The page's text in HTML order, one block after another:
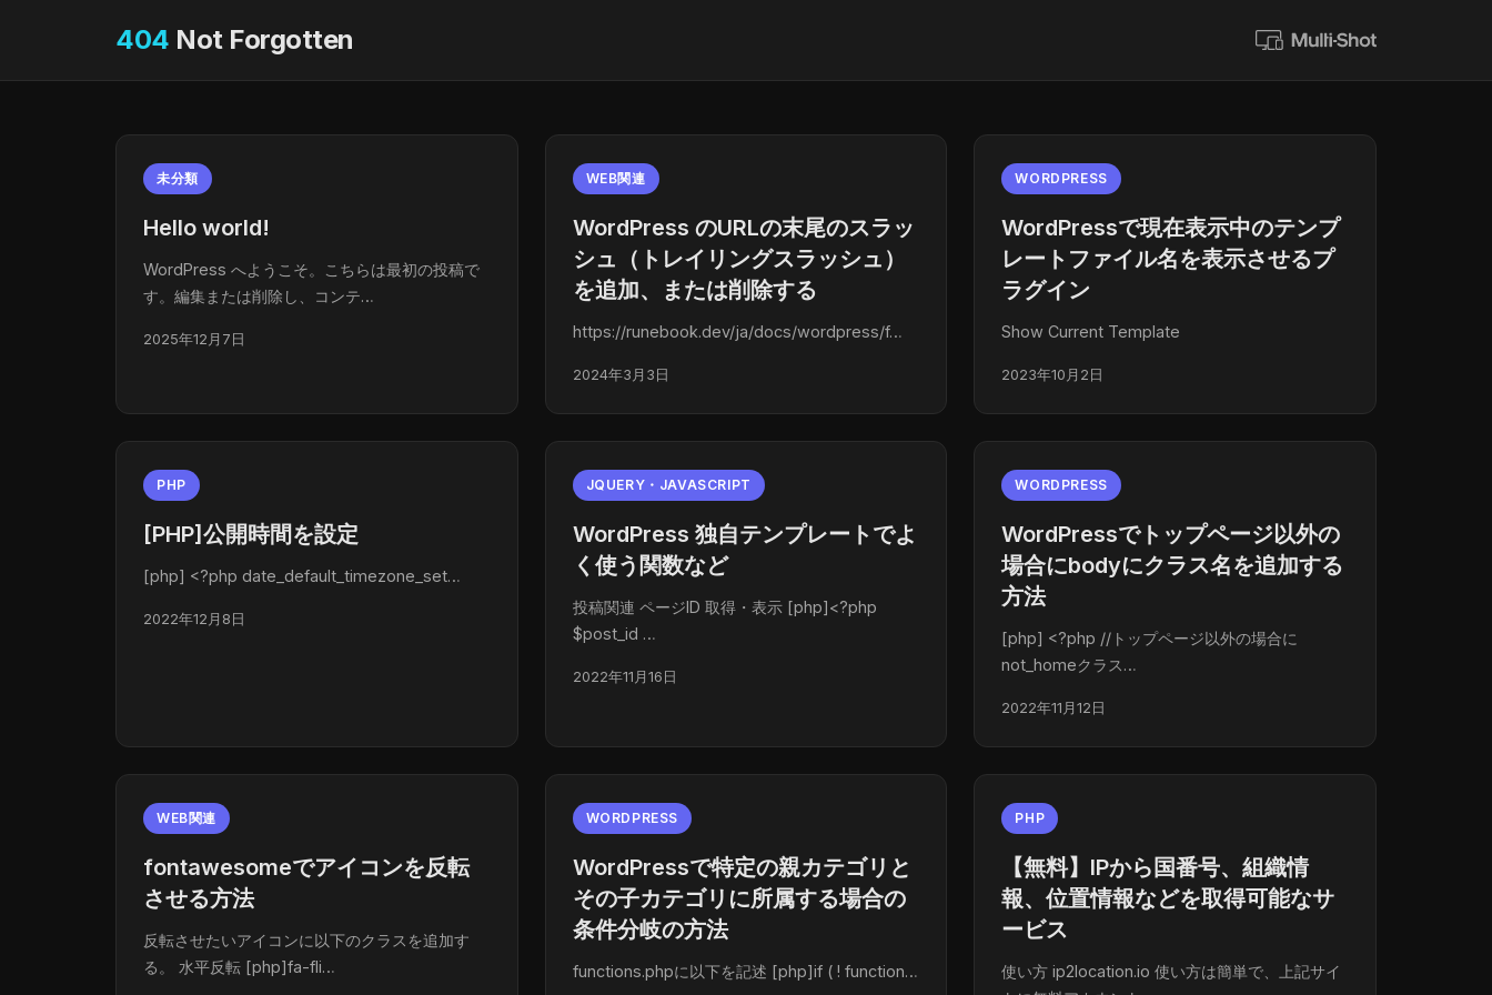
404 Not Forgotten
未分類
Hello world!
WordPress へようこそ。こちらは最初の投稿で
す。編集または削除し、コンテ…
2025年12月7日
WEB関連
WordPress のURLの末尾のスラッ
シュ（トレイリングスラッシュ）
を追加、または削除する
https://runebook.dev/ja/docs/wordpress/f…
2024年3月3日
WORDPRESS
WordPressで現在表示中のテンプ
レートファイル名を表示させるプ
ラグイン
Show Current Template
2023年10月2日
PHP
[PHP]公開時間を設定
[php] <?php date_default_timezone_set…
2022年12月8日
JQUERY・JAVASCRIPT
WordPress 独自テンプレートでよ
く使う関数など
投稿関連 ページID 取得・表示 [php]<?php
$post_id …
2022年11月16日
WORDPRESS
WordPressでトップページ以外の
場合にbodyにクラス名を追加する
方法
[php] <?php //トップページ以外の場合に
not_homeクラス…
2022年11月12日
WEB関連
fontawesomeでアイコンを反転
させる方法
反転させたいアイコンに以下のクラスを追加す
る。 水平反転 [php]fa-fli…
WORDPRESS
WordPressで特定の親カテゴリと
その子カテゴリに所属する場合の
条件分岐の方法
functions.phpに以下を記述 [php]if ( ! function…
PHP
【無料】IPから国番号、組織情
報、位置情報などを取得可能なサ
ービス
使い方 ip2location.io 使い方は簡単で、上記サイ